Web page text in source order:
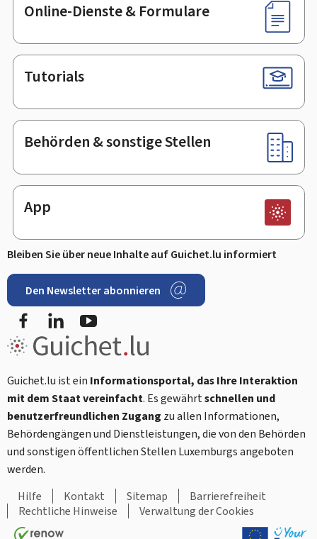
Online-Dienste & Formulare
Tutorials
Behörden & sonstige Stellen
App
Bleiben Sie über neue Inhalte auf Guichet.lu informiert
Den Newsletter abonnieren
FacebookLinkedIn
Guichet.lu ist ein Informationsportal, das Ihre Interaktion
mit dem Staat vereinfacht. Es gewährtschnellen und
benutzerfreundlichen Zugang zu allen Informationen,
Behördengängen und Dienstleistungen, die von den Behörden
und sonstigen öffentlichen Stellen Luxemburgs angeboten
werden.
Hilfe
Kontakt Sitemap
Barrierefreiheit
Rechtliche Hinweise
Verwaltung der Cookies